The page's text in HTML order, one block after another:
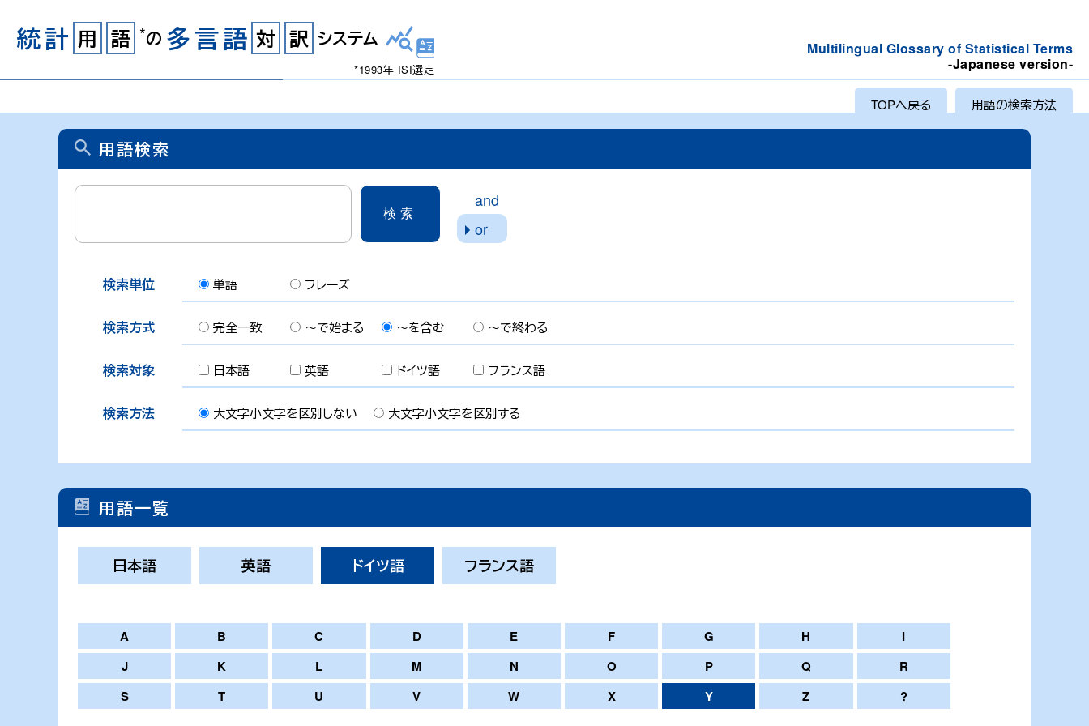
統計 用 語 *の 多言語 対 訳 システム
*1993年 ISI選定
Multilingual Glossary of Statistical Terms
-Japanese version-
TOPへ戻る 用語の検索方法
用語検索
and
or
検索単位 単語 フレーズ
検索方式 完全一致 ～で始まる ～を含む ～で終わる
検索対象 日本語 英語 ドイツ語 フランス語
検索方法 大文字小文字を区別しない 大文字小文字を区別する
用語一覧
日本語 英語 ドイツ語 フランス語
A B C D E F G H
I
J
K L M N O P Q
R
S
T U V W X Y Z ?